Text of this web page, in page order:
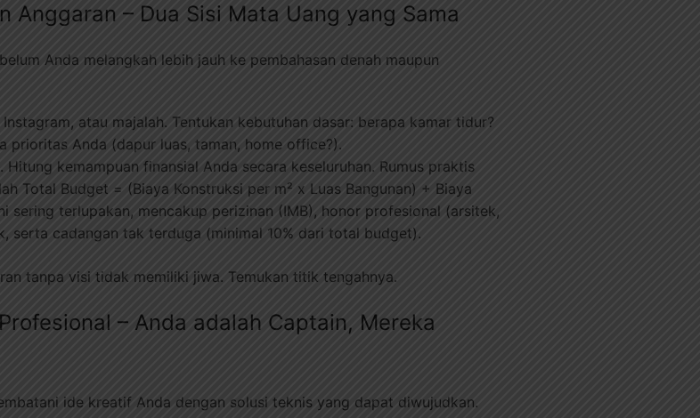
Anggaran – Dua Sisi Mata Uang yang Sama
Anda melangkah lebih jauh ke pembahasan denah maupun
atau majalah. Tentukan kebutuhan dasar: berapa kamar tidur?
prioritas Anda (dapur luas, taman, home office?).
kemampuan finansial Anda secara keseluruhan. Rumus praktis
Total Budget = (Biaya Konstruksi per m² x Luas Bangunan) + Biaya
sering terlupakan, mencakup perizinan (IMB), honor profesional (arsitek,
serta cadangan tak terduga (minimal 10% dari total budget).
tanpa visi tidak memiliki jiwa. Temukan titik tengahnya.
– Anda adalah Captain, Mereka
ide kreatif Anda dengan solusi teknis yang dapat diwujudkan.